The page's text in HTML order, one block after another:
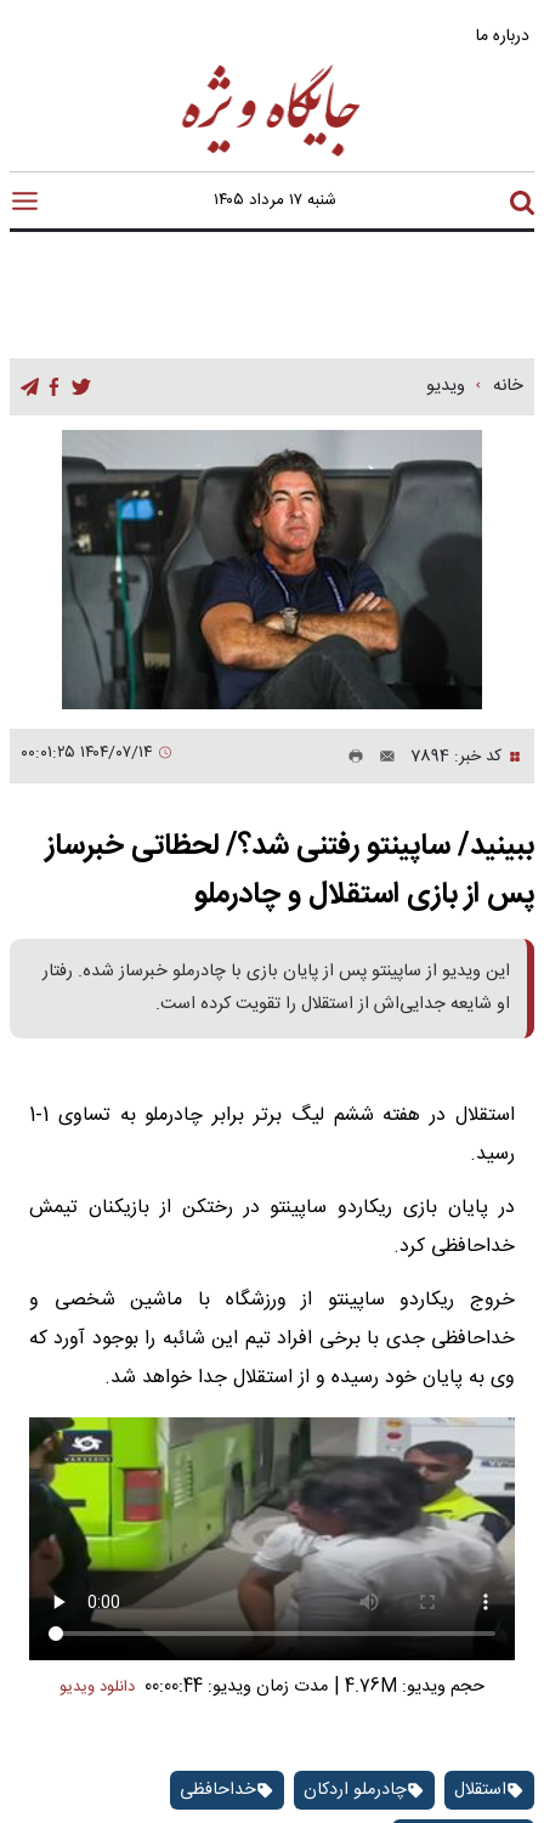
درباره ما
شنبه ۱۷ مرداد ۱۴۰۵
خانه ویدیو
کد خبر: 7894
ببینید/ ساپینتو رفتنی شد؟/ لحظاتی خبرساز
پس از بازی استقلال و چادرملو
این ویدیو از ساپینتو پس از پایان بازی با چادرملو خبرساز شده. رفتار
او شایعه جدایی‌اش از استقلال را تقویت کرده است.
استقلال در هفته ششم لیگ برتر برابر چادرملو به تساوی 1-1
رسید.
در پایان بازی ریکاردو ساپینتو در رختکن از بازیکنان تیمش
خداحافظی کرد.
خروج ریکاردو ساپینتو از ورزشگاه با ماشین شخصی و
خداحافظی جدی با برخی افراد تیم این شائبه را بوجود آورد که
وی به پایان خود رسیده و از استقلال جدا خواهد شد.
حجم ویدیو: 4.76M | مدت زمان ویدیو: 00:00:44 دانلود ویدیو
استقلال چادرملو اردکان
خداحافظی